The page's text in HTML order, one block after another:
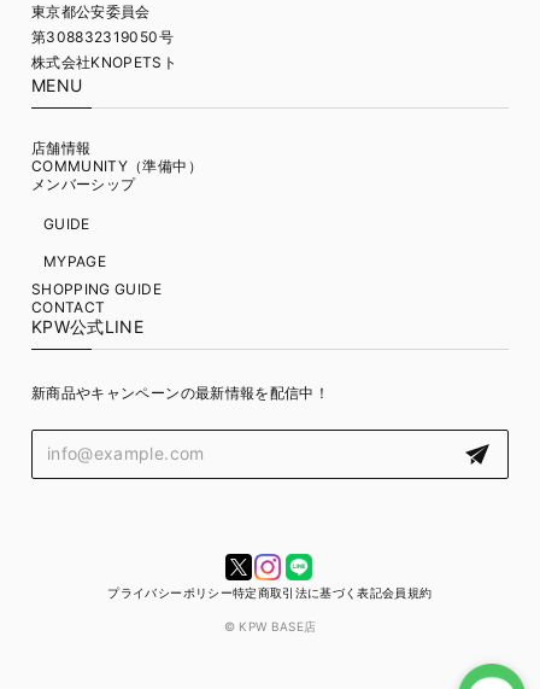
東京都公安委員会
第308832319050号
株式会社KNOPETSト
MENU
店舗情報
COMMUNITY（準備中）
メンバーシップ
GUIDE
MYPAGE
SHOPPING GUIDE
CONTACT
KPW公式LINE
新商品やキャンペーンの最新情報を配信中！
プライバシーポリシー特定商取引法に基づく表記会員規約
© KPW BASE店